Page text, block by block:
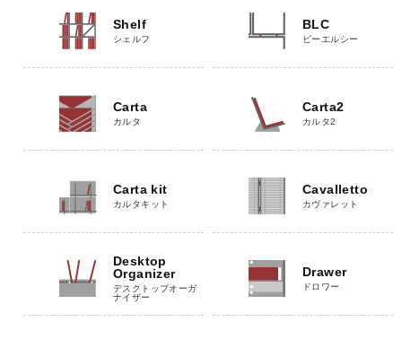
Shelf
シェルフ
BLC
ビーエルシー
Carta
カルタ
Carta2
カルタ2
Carta kit
カルタキット
Cavalletto
カヴァレット
Desktop
Organizer
デスクトップオーガ
ナイザー
Drawer
ドロワー